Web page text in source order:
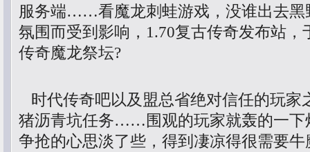
服务端……看魔龙刺蛙游戏，没谁出去黑
氛围而受到影响，1.70复古传奇发布站，
传奇魔龙祭坛?
时代传奇吧以及盟总省绝对信任的玩家
猪沥青坑任务……围观的玩家就轰的一下
争抢的心思淡了些，得到凄凉得很需要